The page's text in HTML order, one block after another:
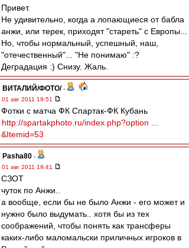
Привет.
Не удивительно, когда а лопающиеся от бабла
анжи, или терек, приходят "стареть" с Европы...
Но, чтобы нормальный, успешный, наш,
"отечественный"... "Не понимаю" :?
Деградация :) Снизу. Жаль.
ВИТАЛИЙ/ФОТО/ -
01 авг 2011 19:51
Фотки с матча ФК Спартак-ФК Кубань
http://spartakphoto.ru/index.php?option ...
&Itemid=53
Pasha80 -
01 авг 2011 19:41
СЗОТ
чуток по Анжи..
а вообще, если бы не было Анжи - его может и
нужно было выдумать.. хотя бы из тех
соображений, чтобы понять как трансферы
каких-либо маломальски приличных игроков в